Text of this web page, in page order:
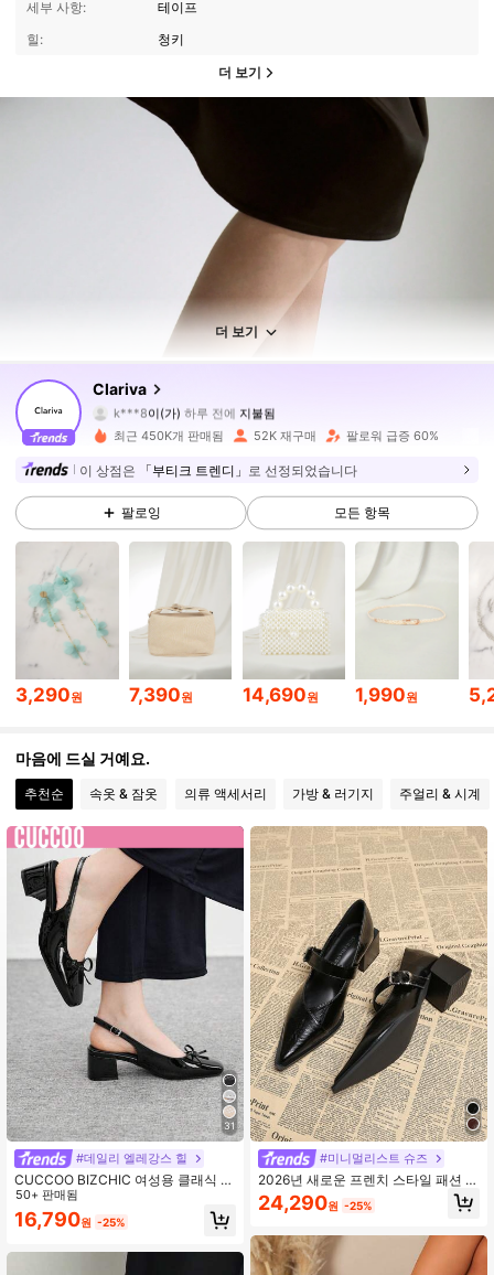
세부 사항:
테이프
힐:
청키
더 보기
더 보기
Clariva
4.84
124K 팔로워
f***7다음10분 전에
4.84 124K 팔로워
124K 팔로워
4.84 124K 팔로워
4.84
4.84 124K 팔로워
4.84 124K 팔로워
124K 팔로워
4.84 124K 팔로워
4.84 124K 팔로워
최근 450K개 판매됨 52K 재구매 팔로워 급증 60%
이 상점은 「부티크 트렌디」 로 선정되었습니다
팔로잉 모든 항목
3,290원 7,390원 14,690원 1,990원
마음에 드실 거예요.
추천순 속옷 & 잠옷 의류 액세서리 가방 & 러기지 주얼리 & 시계
31
#데일리 엘레강스 힐
CUCCOO BIZCHIC 여성용 클래식 블
랙 힐 스트랩 플랫 슈즈, 패션
50+ 판매됨
16,790원 -25%
#미니멀리스트 슈즈
2026년 새로운 프렌치 스타일 패션 우
아한 뾰족한 발가락 신발, 드레스에 다
용도, 고품질 캐주얼 솔리드 컬러 신
24,290원 -25%